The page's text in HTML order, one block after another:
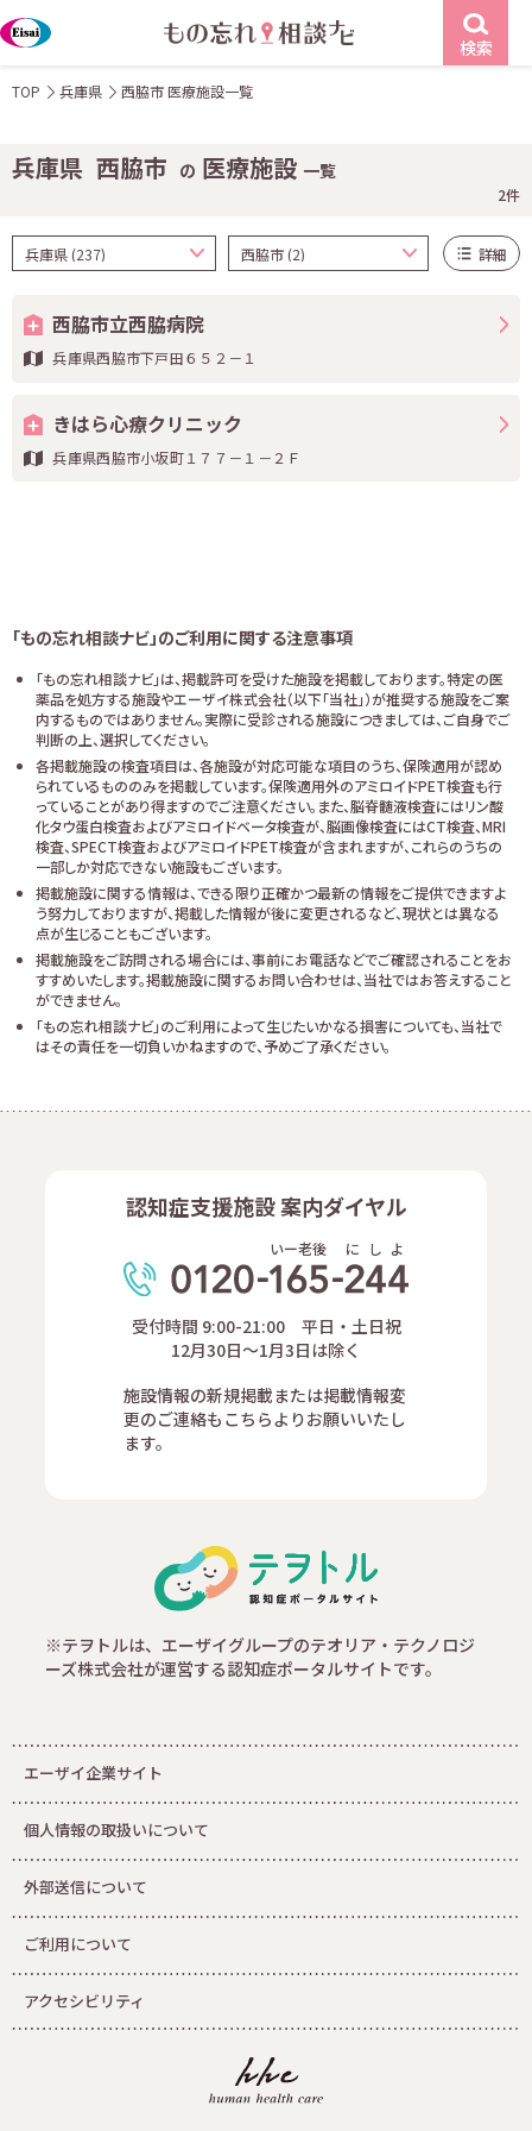
検索
TOP 兵庫県 西脇市 医療施設一覧
兵庫県 西脇市 の 医療施設 一覧
2件
詳細
西脇市立西脇病院
兵庫県西脇市下戸田６５２－１
きはら心療クリニック
兵庫県西脇市小坂町１７７－１－２Ｆ
「もの忘れ相談ナビ」のご利用に関する注意事項
「もの忘れ相談ナビ」は、掲載許可を受けた施設を掲載しております。特定の医
薬品を処方する施設やエーザイ株式会社（以下「当社」）が推奨する施設をご案
内するものではありません。実際に受診される施設につきましては、ご自身でご
判断の上、選択してください。
各掲載施設の検査項目は、各施設が対応可能な項目のうち、保険適用が認め
られているもののみを掲載しています。保険適用外のアミロイドPET検査も行
っていることがあり得ますのでご注意ください。また、脳脊髄液検査にはリン酸
化タウ蛋白検査およびアミロイドベータ検査が、脳画像検査にはCT検査、MRI
検査、SPECT検査およびアミロイドPET検査が含まれますが、これらのうちの
一部しか対応できない施設もございます。
掲載施設に関する情報は、できる限り正確かつ最新の情報をご提供できますよ
う努力しておりますが、掲載した情報が後に変更されるなど、現状とは異なる
点が生じることもございます。
掲載施設をご訪問される場合には、事前にお電話などでご確認されることをお
すすめいたします。掲載施設に関するお問い合わせは、当社ではお答えすること
ができません。
「もの忘れ相談ナビ」のご利用によって生じたいかなる損害についても、当社で
はその責任を一切負いかねますので、予めご了承ください。
認知症支援施設 案内ダイヤル
いー老後 に し よ
受付時間 9:00-21:00 平日・土日祝
12月30日～1月3日は除く
施設情報の新規掲載または掲載情報変
更のご連絡もこちらよりお願いいたし
ます。
※テヲトルは、エーザイグループのテオリア・テクノロジ
ーズ株式会社が運営する認知症ポータルサイトです。
エーザイ企業サイト
個人情報の取扱いについて
外部送信について
ご利用について
アクセシビリティ